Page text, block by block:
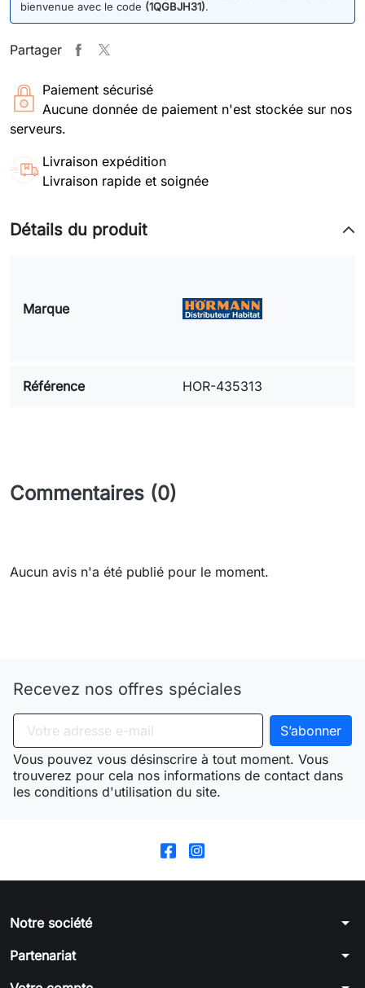
bienvenue avec le code (1QGBJH31).
Partager
Paiement sécurisé
Aucune donnée de paiement n'est stockée sur nos
serveurs.
Livraison expédition
Livraison rapide et soignée
Détails du produit
Marque
Référence HOR-435313
Commentaires (0)
Aucun avis n'a été publié pour le moment.
Recevez nos offres spéciales
Vous pouvez vous désinscrire à tout moment. Vous
trouverez pour cela nos informations de contact dans
les conditions d'utilisation du site.
Notre société arrow_drop_down
Partenariat arrow_drop_down